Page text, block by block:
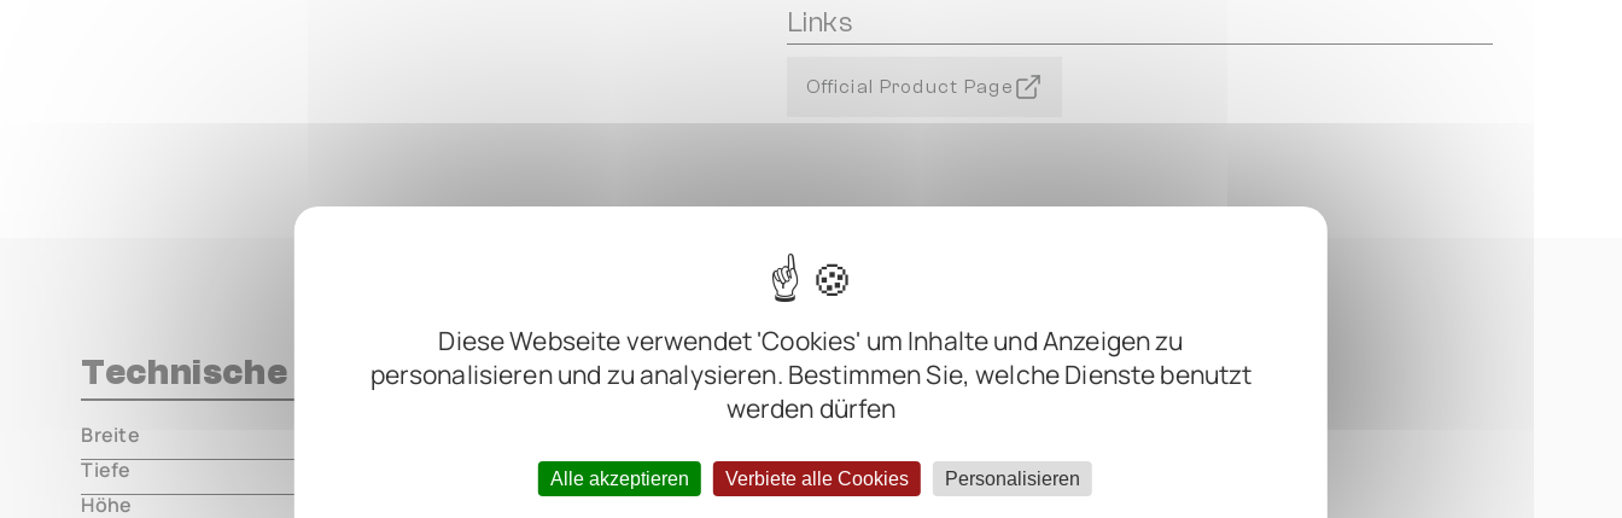
Diese Webseite verwendet 'Cookies' um Inhalte und Anzeigen zu
personalisieren und zu analysieren. Bestimmen Sie, welche Dienste benutzt
werden dürfen
Alle akzeptieren Verbiete alle Cookies Personalisieren
Links
Official Product Page
Technische Daten
Breite
Tiefe
000.00 mm
Höhe
000.00 mm